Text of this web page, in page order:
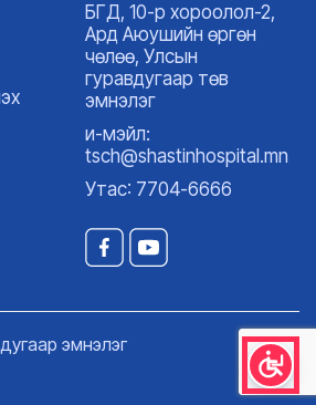
БГД, 10-р хороолол-2,
Ард Аюушийн өргөн
чөлөө, Улсын
гуравдугаар төв
эмнэлэг
и-мэйл:
tsch@shastinhospital.mn
Утас: 7704-6666
эмнэлэг